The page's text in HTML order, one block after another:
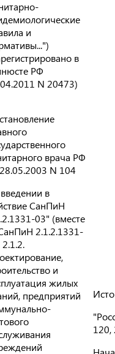
и
в
РФ
N 20473)
врача РФ
N 104
в
СанПиН
03" (вместе
2.1.2.1331-
и
жилых
предприятий
120,